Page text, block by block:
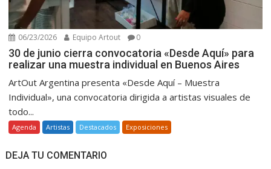
06/23/2026 Equipo Artout 0
30 de junio cierra convocatoria «Desde Aquí» para
realizar una muestra individual en Buenos Aires
ArtOut Argentina presenta «Desde Aquí – Muestra
Individual», una convocatoria dirigida a artistas visuales de
todo...
Agenda Artistas Destacados Exposiciones
DEJA TU COMENTARIO